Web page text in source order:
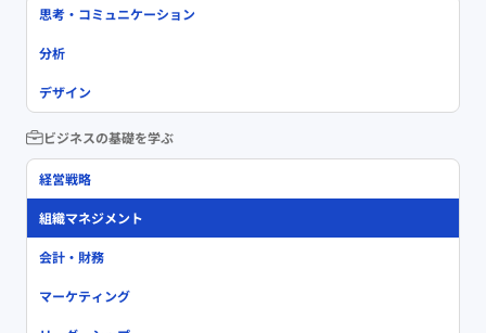
思考・コミュニケーション
分析
デザイン
ビジネスの基礎を学ぶ
経営戦略
組織マネジメント
会計・財務
マーケティング